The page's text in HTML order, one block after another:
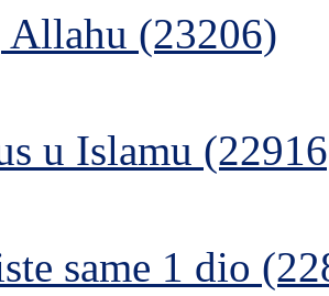
Allahu (23206)
u Islamu
same 1 dio